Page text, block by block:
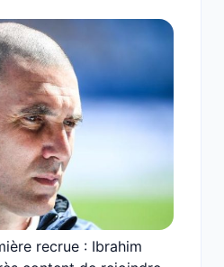
recrue : Ibrahim